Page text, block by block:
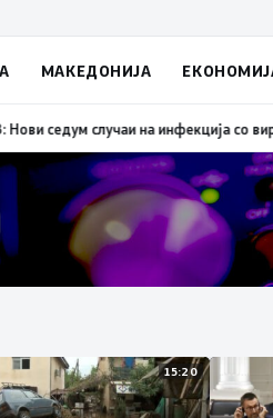
МАКЕДОНИЈА
во Кушадаси со владиниот авион ќе
15:20